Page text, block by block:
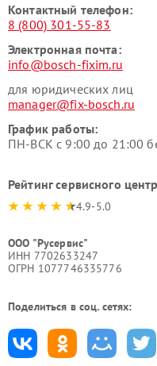
Контактный телефон:
8 (800) 301-55-83
Электронная почта:
info@bosch-fixim.ru
для юридических лиц
manager@fix-bosch.ru
График работы:
ПН-ВСК с 9:00 до 21:00
Рейтинг сервисного
4.9-5.0
ООО "Русервис"
ИНН 7702633247
ОГРН 1077746335776
Поделиться в соц. сетях: